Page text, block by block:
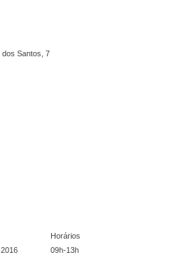
Santos, 7
Horários
09h-13h